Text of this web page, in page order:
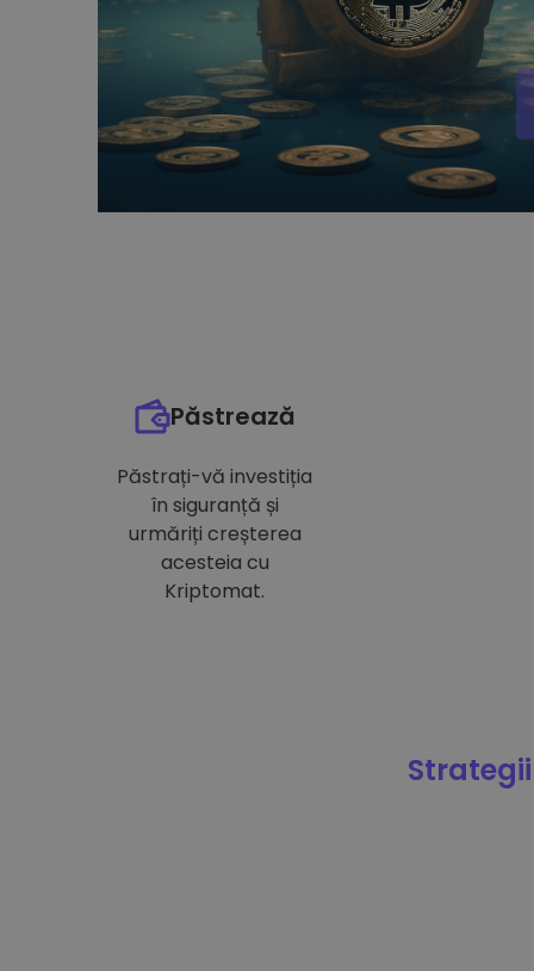
Păstrează
Păstrați-vă investiția
în siguranță și
urmăriți creșterea
acesteia cu
Kriptomat.